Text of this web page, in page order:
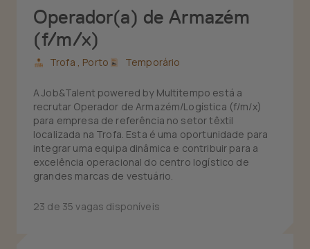
Operador(a) de Armazém
(f/m/x)
Trofa , Porto Temporário
A Job&Talent powered by Multitempo está a
recrutar Operador de Armazém/Logística (f/m/x)
para empresa de referência no setor têxtil
localizada na Trofa. Esta é uma oportunidade para
integrar uma equipa dinâmica e contribuir para a
excelência operacional do centro logístico de
grandes marcas de vestuário.
23 de 35 vagas disponíveis